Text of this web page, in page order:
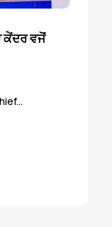
ਕੇਂਦਰ ਵਜੋਂ